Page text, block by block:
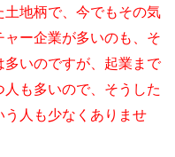
地柄で、今でもその気
ー企業が多いのも、そ
いのですが、起業まで
も多いので、そうした
う人も少なくありませ